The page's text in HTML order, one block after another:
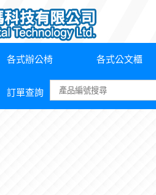
各式辦公椅 各式公文櫃
訂單查詢